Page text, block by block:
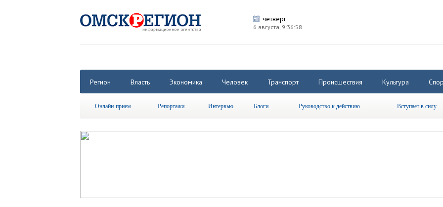
четверг
6 августа, 9:36:58
Регион Власть Экономика Человек Транспорт Происшествия Культура
Онлайн-прием Репортажи Интервью Блоги Руководство к действию Вступает в силу